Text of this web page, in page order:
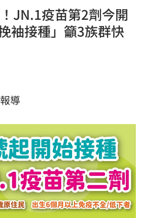
JN.1疫苗第2劑今開
袖接種」籲3族群快
導